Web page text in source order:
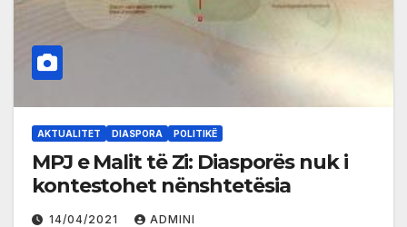
AKTUALITET DIASPORA POLITIKË
MPJ e Malit të Zi: Diasporës nuk i
kontestohet nënshtetësia
14/04/2021 ADMINI